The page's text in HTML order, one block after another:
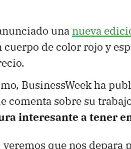
una nueva
cuerpo de color rojo y
BusinessWeek ha
comenta sobre su
interesante a tener
veremos que nos depara